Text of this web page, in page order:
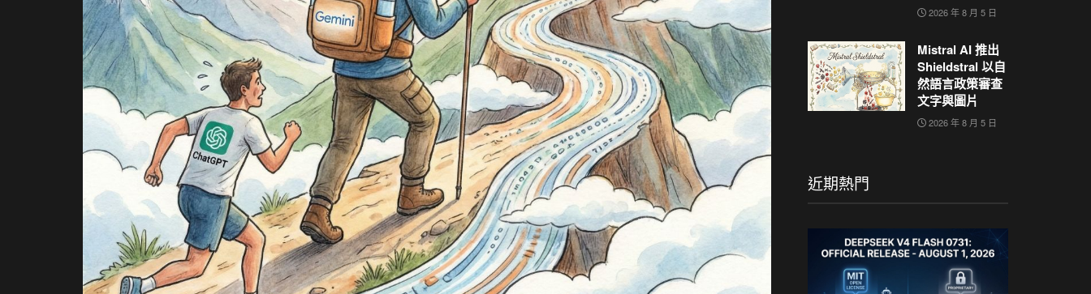
2026 年 8 月 5 日
Mistral AI 推出
Shieldstral 以自
然語言政策審查
文字與圖片
2026 年 8 月 5 日
近期熱門